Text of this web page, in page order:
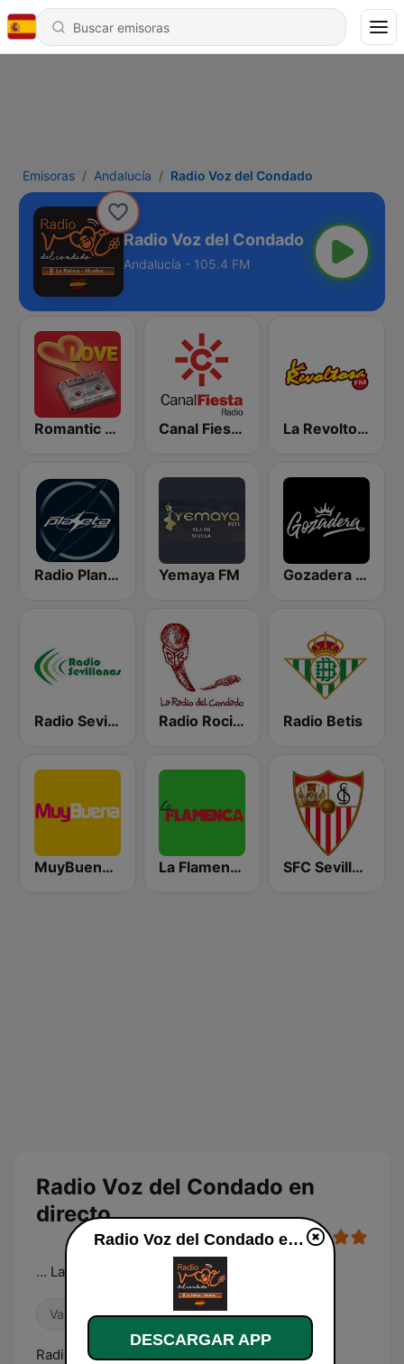
Emisoras Andalucía Radio Voz del Condado
Radio Voz del Condado
Andalucía - 105.4 FM
Romantic Vibes Canal Fiesta Radio La Revoltosa FM
Radio Planeta Yemaya FM Gozadera FM
Radio Sevillanas Radio Rociana Radio Betis
MuyBuena Ibiza La Flamenca SFC Sevilla Fútbol Club Radio 91.6
Radio Voz del Condado en
directo
... La radio de tu vida...
Variado Noticias Músicas del mundo
Radio Voz del Condado es una emisora
Radio Voz del Condado en vivo
DESCARGAR APP